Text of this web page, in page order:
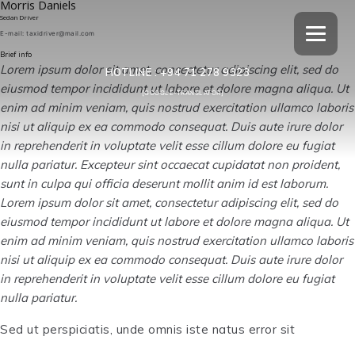
HOTLINE :+94 71 278 9323
[GOOGLE-TRANSLATOR]
Morris Daniels
Sedan Driver
E-mail: taxidriver@mail.com
Brief info
Lorem ipsum dolor sit amet, consectetur adipiscing elit, sed do
eiusmod tempor incididunt ut labore et dolore magna aliqua. Ut
enim ad minim veniam, quis nostrud exercitation ullamco laboris
nisi ut aliquip ex ea commodo consequat. Duis aute irure dolor
in reprehenderit in voluptate velit esse cillum dolore eu fugiat
nulla pariatur. Excepteur sint occaecat cupidatat non proident,
sunt in culpa qui officia deserunt mollit anim id est laborum.
Lorem ipsum dolor sit amet, consectetur adipiscing elit, sed do
eiusmod tempor incididunt ut labore et dolore magna aliqua. Ut
enim ad minim veniam, quis nostrud exercitation ullamco laboris
nisi ut aliquip ex ea commodo consequat. Duis aute irure dolor
in reprehenderit in voluptate velit esse cillum dolore eu fugiat
nulla pariatur.
Sed ut perspiciatis, unde omnis iste natus error sit